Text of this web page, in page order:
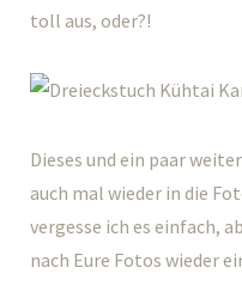
toll aus, oder?!
Dieses und ein paar
auch mal wieder in die
vergesse ich es einfach,
nach Eure Fotos wieder